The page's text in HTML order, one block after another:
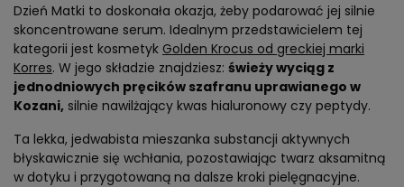
Dzień Matki to doskonała okazja, żeby podarować jej silnie
skoncentrowane serum. Idealnym przedstawicielem tej
kategorii jest kosmetyk Golden Krocus od greckiej marki
Korres. W jego składzie znajdziesz: świeży wyciąg z
jednodniowych pręcików szafranu uprawianego w
Kozani, silnie nawilżający kwas hialuronowy czy peptydy.
Ta lekka, jedwabista mieszanka substancji aktywnych
błyskawicznie się wchłania, pozostawiając twarz aksamitną
w dotyku i przygotowaną na dalsze kroki pielęgnacyjne.